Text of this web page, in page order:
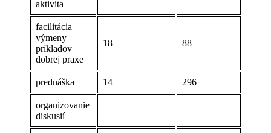
aktivita
facilitácia
výmeny
príkladov
dobrej praxe
18 88
prednáška 14 296
organizovanie
diskusií